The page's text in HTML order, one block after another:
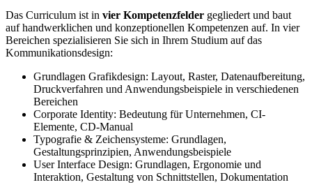
Das Curriculum ist in vier Kompetenzfelder gegliedert und baut
auf handwerklichen und konzeptionellen Kompetenzen auf. In vier
Bereichen spezialisieren Sie sich in Ihrem Studium auf das
Kommunikationsdesign:
Grundlagen Grafikdesign: Layout, Raster, Datenaufbereitung,
Druckverfahren und Anwendungsbeispiele in verschiedenen
Bereichen
Corporate Identity: Bedeutung für Unternehmen, CI-
Elemente, CD-Manual
Typografie & Zeichensysteme: Grundlagen,
Gestaltungsprinzipien, Anwendungsbeispiele
User Interface Design: Grundlagen, Ergonomie und
Interaktion, Gestaltung von Schnittstellen, Dokumentation